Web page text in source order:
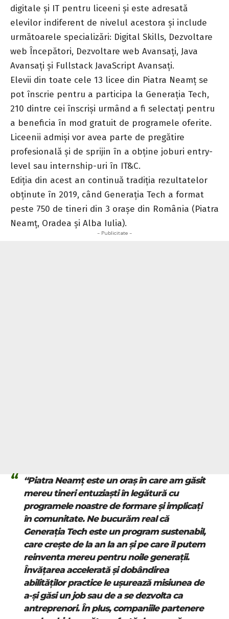
digitale și IT pentru liceeni și este adresată
elevilor indiferent de nivelul acestora și include
următoarele specializări: Digital Skills, Dezvoltare
web Începători, Dezvoltare web Avansați, Java
Avansați și Fullstack JavaScript Avansați.
Elevii din toate cele 13 licee din Piatra Neamț se
pot înscrie pentru a participa la Generația Tech,
210 dintre cei înscriși urmând a fi selectați pentru
a beneficia în mod gratuit de programele oferite.
Liceenii admiși vor avea parte de pregătire
profesională și de sprijin în a obține joburi entry-
level sau internship-uri în IT&C.
Ediția din acest an continuă tradiția rezultatelor
obținute în 2019, când Generația Tech a format
peste 750 de tineri din 3 orașe din România (Piatra
Neamț, Oradea și Alba Iulia).
- Publicitate -
“Piatra Neamț este un oraș în care am găsit
mereu tineri entuziaști în legătură cu
programele noastre de formare și implicați
în comunitate. Ne bucurăm real că
Generația Tech este un program sustenabil,
care crește de la an la an și pe care îl putem
reinventa mereu pentru noile generații.
Învățarea accelerată și dobândirea
abilităților practice le ușurează misiunea de
a-și găsi un job sau de a se dezvolta ca
antreprenori. În plus, companiile partenere